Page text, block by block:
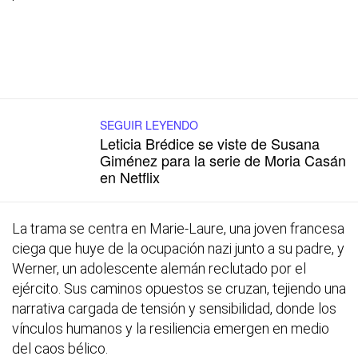
SEGUIR LEYENDO
Leticia Brédice se viste de Susana
Giménez para la serie de Moria Casán
en Netflix
La trama se centra en Marie-Laure, una joven francesa
ciega que huye de la ocupación nazi junto a su padre, y
Werner, un adolescente alemán reclutado por el
ejército. Sus caminos opuestos se cruzan, tejiendo una
narrativa cargada de tensión y sensibilidad, donde los
vínculos humanos y la resiliencia emergen en medio
del caos bélico.